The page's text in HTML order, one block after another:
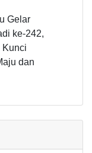
Gelar
ke-242,
Kunci
dan